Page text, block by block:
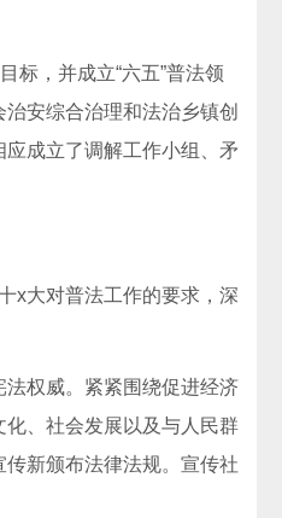
，并成立“六五”普法领
安综合治理和法治乡镇创
成立了调解工作小组、矛
x大对普法工作的要求，深
权威。紧紧围绕促进经济
、社会发展以及与人民群
新颁布法律法规。宣传社